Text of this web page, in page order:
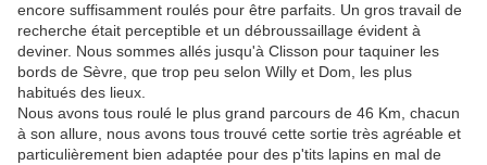
encore suffisamment roulés pour être parfaits. Un gros travail de
recherche était perceptible et un débroussaillage évident à
deviner. Nous sommes allés jusqu'à Clisson pour taquiner les
bords de Sèvre, que trop peu selon Willy et Dom, les plus
habitués des lieux.
Nous avons tous roulé le plus grand parcours de 46 Km, chacun
à son allure, nous avons tous trouvé cette sortie très agréable et
particulièrement bien adaptée pour des p'tits lapins en mal de